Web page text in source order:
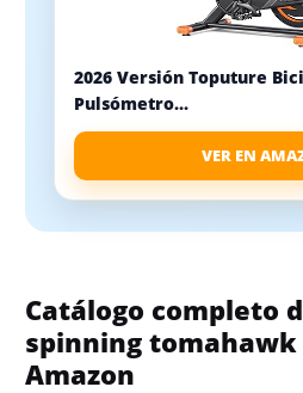
2026 Versión Toputure
Pulsómetro...
VER EN
Catálogo completo
spinning tomahawk
Amazon